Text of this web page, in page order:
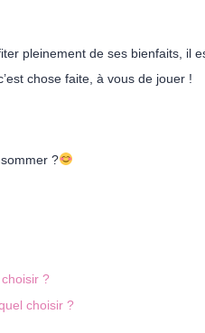
pleinement de ses bienfaits, il
chose faite, à vous de jouer !
?
?
choisir ?